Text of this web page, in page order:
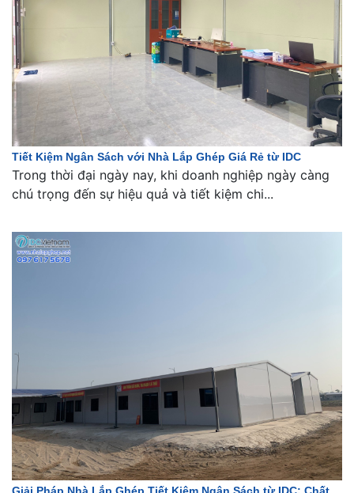
Tiết Kiệm Ngân Sách với Nhà Lắp Ghép Giá Rẻ từ IDC
Trong thời đại ngày nay, khi doanh nghiệp ngày càng
chú trọng đến sự hiệu quả và tiết kiệm chi...
Giải Pháp Nhà Lắp Ghép Tiết Kiệm Ngân Sách từ IDC: Chất